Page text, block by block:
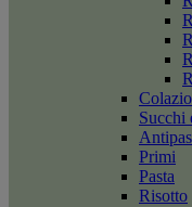
Succhi
Primi
Pasta
Risotto